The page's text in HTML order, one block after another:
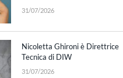
31/07/2026
Nicoletta Ghironi è Direttrice
Tecnica di DIW
31/07/2026